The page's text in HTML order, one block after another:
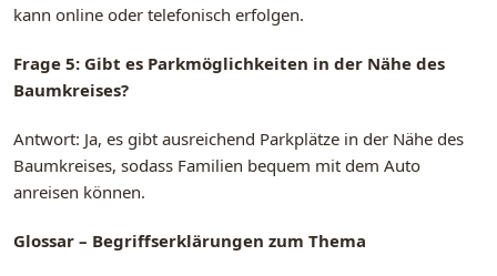
kann online oder telefonisch erfolgen.
Frage 5: Gibt es Parkmöglichkeiten in der Nähe des
Baumkreises?
Antwort: Ja, es gibt ausreichend Parkplätze in der Nähe des
Baumkreises, sodass Familien bequem mit dem Auto
anreisen können.
Glossar – Begriffserklärungen zum Thema